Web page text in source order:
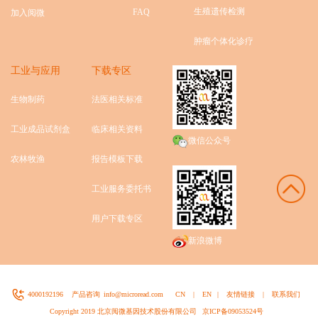
加入阅微 FAQ 生殖遗传检测
肿瘤个体化诊疗
工业与应用
生物制药
工业成品试剂盒
农林牧渔
下载专区
法医相关标准
临床相关资料
报告模板下载
工业服务委托书
用户下载专区
微信公众号
新浪微博
4000192196 产品咨询 info@microread.com CN | EN | 友情链接 | 联系我们
Copyright 2019 北京阅微基因技术股份有限公司 京ICP备09053524号